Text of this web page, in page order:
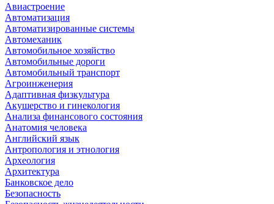
Авиастроение
Автоматизация
Автоматизированные системы
Автомеханик
Автомобильное хозяйство
Автомобильные дороги
Автомобильный транспорт
Агроинженерия
Адаптивная физкультура
Акушерство и гинекология
Анализа финансового состояния
Анатомия человека
Английский язык
Антропология и этнология
Археология
Архитектура
Банковское дело
Безопасность